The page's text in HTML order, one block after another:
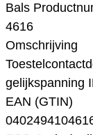
Bals
4616
Omschrijving
gelijkspanning
EAN (GTIN)